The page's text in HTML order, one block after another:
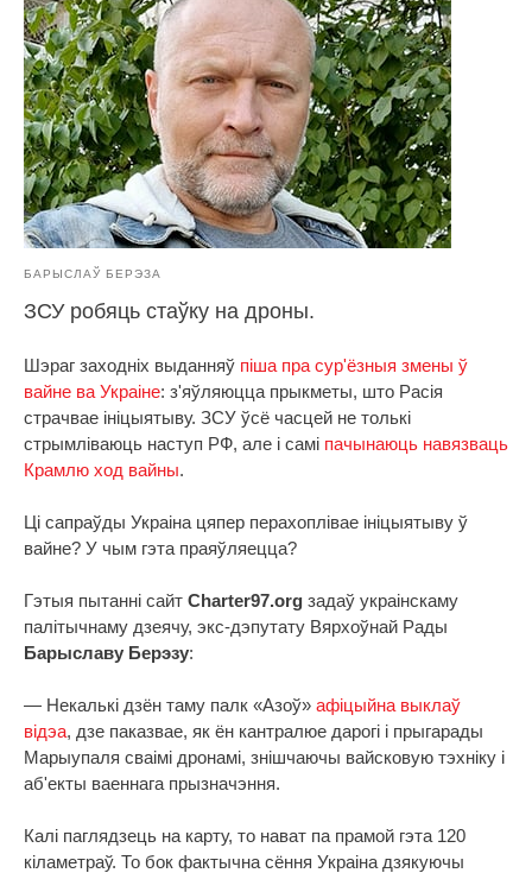
БАРЫСЛАЎ БЕРЭЗА
ЗСУ робяць стаўку на дроны.
Шэраг заходніх выданняў піша пра сур'ёзныя змены ў
вайне ва Украіне: з'яўляюцца прыкметы, што Расія
страчвае ініцыятыву. ЗСУ ўсё часцей не толькі
стрымліваюць наступ РФ, але і самі пачынаюць навязваць
Крамлю ход вайны.
Ці сапраўды Украіна цяпер перахоплівае ініцыятыву ў
вайне? У чым гэта праяўляецца?
Гэтыя пытанні сайт Charter97.org задаў украінскаму
палітычнаму дзеячу, экс-дэпутату Вярхоўнай Рады
Барыславу Берэзу:
— Некалькі дзён таму палк «Азоў» афіцыйна выклаў
відэа, дзе паказвае, як ён кантралюе дарогі і прыгарады
Марыупаля сваімі дронамі, знішчаючы вайсковую тэхніку і
аб'екты ваеннага прызначэння.
Калі паглядзець на карту, то нават па прамой гэта 120
кіламетраў. То бок фактычна сёння Украіна дзякуючы